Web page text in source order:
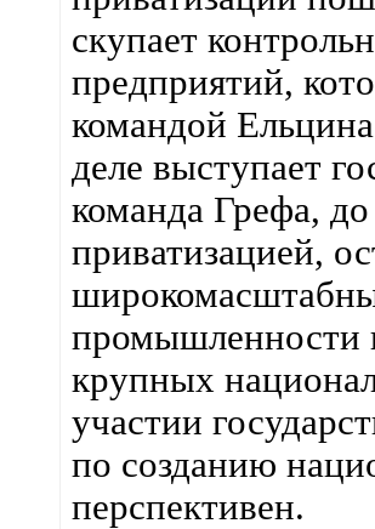
скупает
предприятий,
командой
деле выступает
команда Грефа,
приватизацией,
промышленности
крупных
участии
по созданию
перспективен.